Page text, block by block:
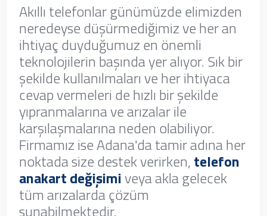
Akıllı telefonlar günümüzde elimizden
neredeyse düşürmediğimiz ve her an
ihtiyaç duyduğumuz en önemli
teknolojilerin başında yer alıyor. Sık bir
şekilde kullanılmaları ve her ihtiyaca
cevap vermeleri de hızlı bir şekilde
yıpranmalarına ve arızalar ile
karşılaşmalarına neden olabiliyor.
Firmamız ise Adana'da tamir adına her
noktada size destek verirken,telefon
anakart değişimiveya akla gelecek
tüm arızalarda çözüm
sunabilmektedir.